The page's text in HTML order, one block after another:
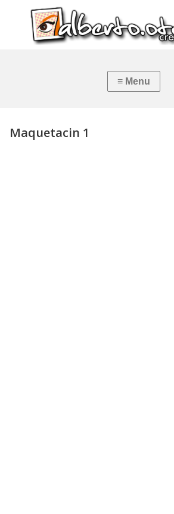
Maquetacin 1